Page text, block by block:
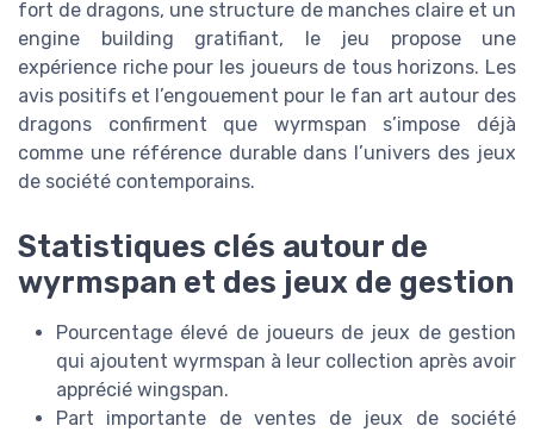
fort de dragons, une structure de manches claire et un
engine building gratifiant, le jeu propose une
expérience riche pour les joueurs de tous horizons. Les
avis positifs et l’engouement pour le fan art autour des
dragons confirment que wyrmspan s’impose déjà
comme une référence durable dans l’univers des jeux
de société contemporains.
Statistiques clés autour de
wyrmspan et des jeux de gestion
Pourcentage élevé de joueurs de jeux de gestion
qui ajoutent wyrmspan à leur collection après avoir
apprécié wingspan.
Part importante de ventes de jeux de société